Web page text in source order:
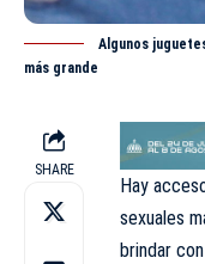
Algunos
más grande
SHARE
Hay
sexuales
brindar